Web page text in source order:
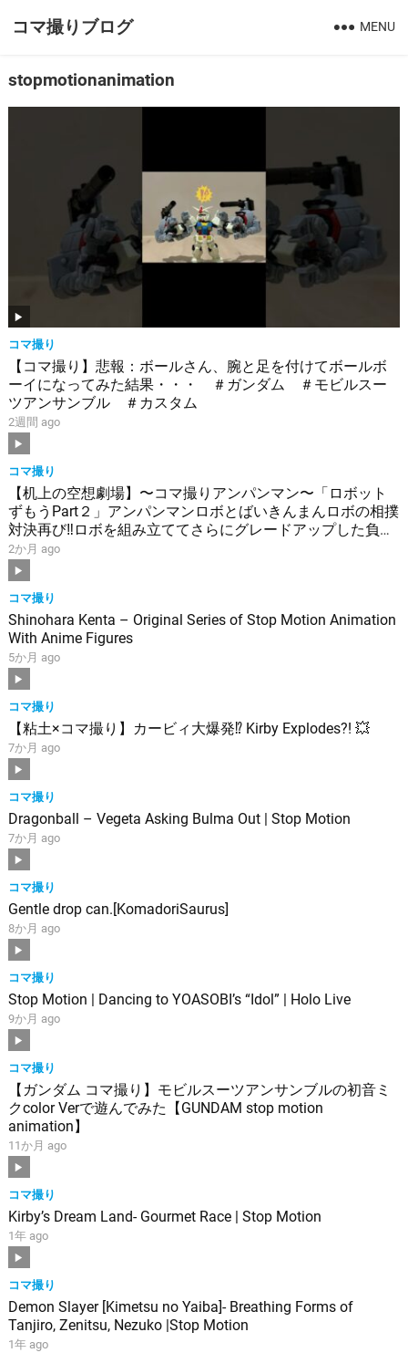
コマ撮りブログ MENU
stopmotionanimation
コマ撮り
【コマ撮り】悲報：ボールさん、腕と足を付けてボールボ
ーイになってみた結果・・・ ＃ガンダム ＃モビルスー
ツアンサンブル ＃カスタム
2週間 ago
コマ撮り
【机上の空想劇場】〜コマ撮りアンパンマン〜「ロボット
ずもうPart２」アンパンマンロボとばいきんまんロボの相撲
対決再び‼︎ロボを組み立ててさらにグレードアップした負け
られない戦いが今ここに‼︎
2か月 ago
コマ撮り
Shinohara Kenta – Original Series of Stop Motion Animation
With Anime Figures
5か月 ago
コマ撮り
【粘土×コマ撮り】カービィ大爆発⁉︎ Kirby Explodes?! 💥
7か月 ago
コマ撮り
Dragonball – Vegeta Asking Bulma Out | Stop Motion
7か月 ago
コマ撮り
Gentle drop can.[KomadoriSaurus]
8か月 ago
コマ撮り
Stop Motion | Dancing to YOASOBI’s “Idol” | Holo Live
9か月 ago
コマ撮り
【ガンダム コマ撮り】モビルスーツアンサンブルの初音ミ
クcolor Verで遊んでみた【GUNDAM stop motion
animation】
11か月 ago
コマ撮り
Kirby’s Dream Land- Gourmet Race | Stop Motion
1年 ago
コマ撮り
Demon Slayer [Kimetsu no Yaiba]- Breathing Forms of
Tanjiro, Zenitsu, Nezuko |Stop Motion
1年 ago